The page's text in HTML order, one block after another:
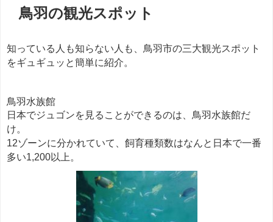
鳥羽の観光スポット
知っている人も知らない人も、鳥羽市の三大観光スポット
をギュギュッと簡単に紹介。
鳥羽水族館
日本でジュゴンを見ることができるのは、鳥羽水族館だ
け。
12ゾーンに分かれていて、飼育種類数はなんと日本で一番
多い1,200以上。